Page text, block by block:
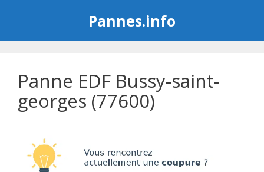
Pannes.info
Panne EDF Bussy-saint-
georges (77600)